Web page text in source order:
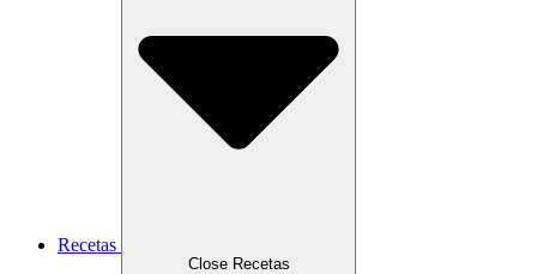
Recetas
Close Recetas